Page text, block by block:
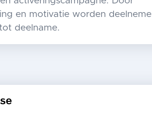
en motivatie worden
deelname.